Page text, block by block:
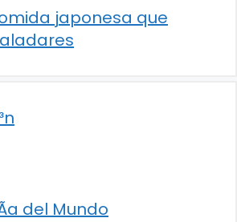
japonesa que
del Mundo